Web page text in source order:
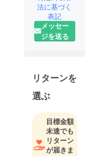
法に基づく
表記
メッセー
ジを送る
リターンを
選ぶ
目標金額
未達でも
リターン
が届きま